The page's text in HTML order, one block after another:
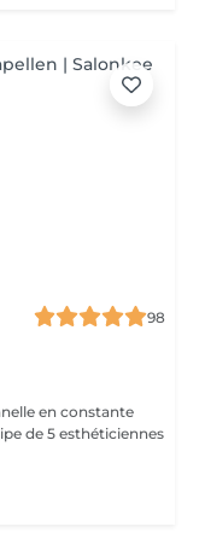
98
en constante
de 5 esthéticiennes